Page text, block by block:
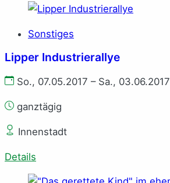
Sonstiges
Lipper Industrierallye
So., 07.05.2017 – Sa., 03.06.2017
ganztägig
Innenstadt
Details